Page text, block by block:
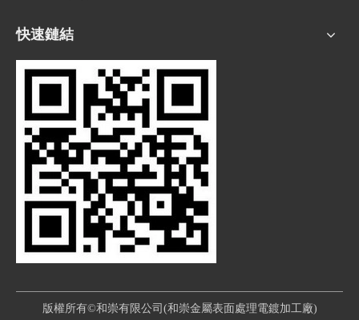
快速鏈結
版權所有©和崇有限公司(和崇金屬表面處理電鍍加工廠)